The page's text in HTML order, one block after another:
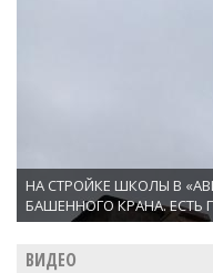
НА СТРОЙКЕ ШКОЛЫ В
БАШЕННОГО КРАНА. ЕСТЬ
ВИДЕО